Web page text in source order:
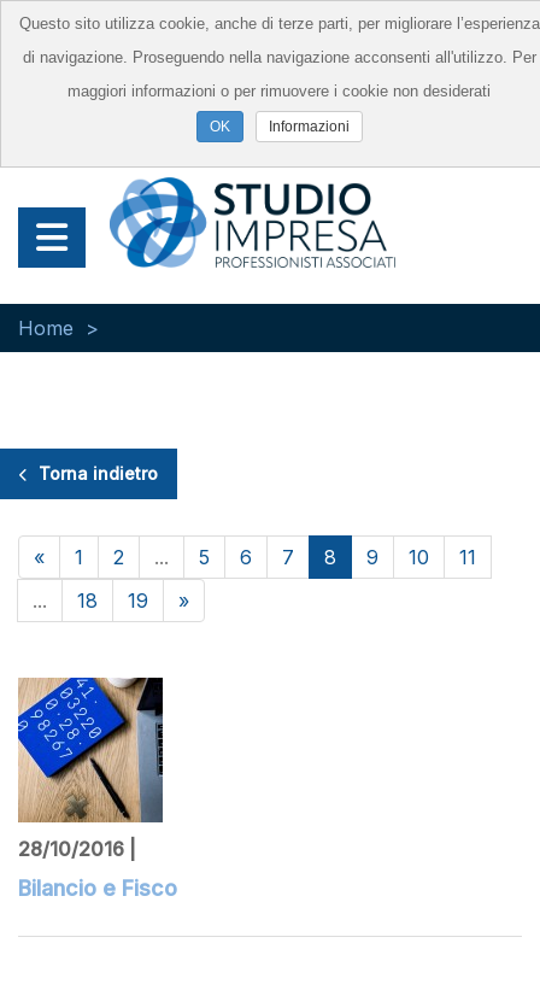
Home
Torna indietro
« 1 2 ... 5 6 7 8 9 10
11
...
18 19 »
28/10/2016 |
Bilancio e Fisco
Questo sito utilizza cookie, anche di terze parti, per migliorare l’esperienza
di navigazione. Proseguendo nella navigazione acconsenti all'utilizzo. Per
maggiori informazioni o per rimuovere i cookie non desiderati
Informazioni